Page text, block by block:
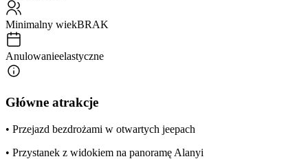
Minimalny wiekBRAK
Anulowanieelastyczne
Główne atrakcje
• Przejazd bezdrożami w otwartych jeepach
• Przystanek z widokiem na panoramę Alanyi